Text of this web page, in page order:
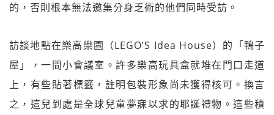
的，否則根本無法邀集分身乏術的他們同時受訪。
訪談地點在樂高樂園（LEGO’S Idea House）的「鴨子
屋」，一間小會議室。許多樂高玩具盒就堆在門口走道
上，有些貼著標籤，註明包裝形象尚未獲得核可。換言
之，這兒到處是全球兒童夢寐以求的耶誕禮物。這些積